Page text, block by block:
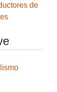
de